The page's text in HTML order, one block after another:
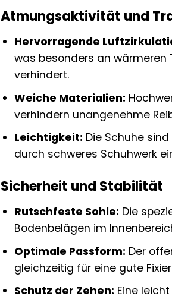
Atmungsaktivität und
Hervorragende
was besonders an
verhindert.
Weiche Materialien:
verhindern unangenehme
Leichtigkeit: Die Schuhe
durch schweres Schuhwerk
Sicherheit und Stabilität
Rutschfeste Sohle: Die
Bodenbelägen im
Optimale Passform: Der
gleichzeitig für eine gute
Schutz der Zehen: Eine